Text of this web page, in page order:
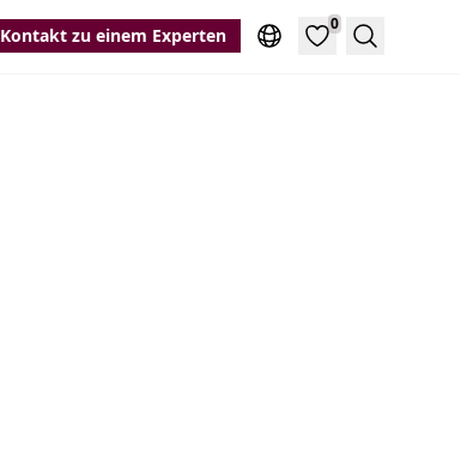
Kontakt zu einem Experten
0
Suche